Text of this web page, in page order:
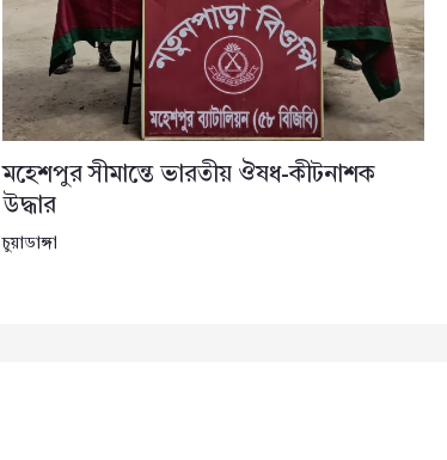
মহেশপুর সীমান্তে ভারতীয় ঔষধ-কীটনাশক
উদ্ধার
চুয়াডাঙ্গা